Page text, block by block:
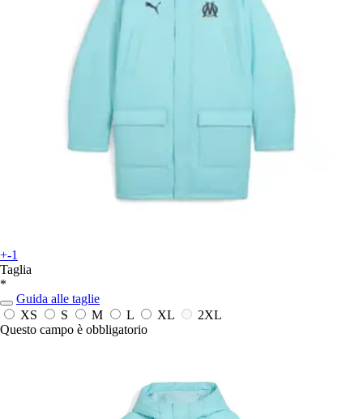
+-1
Taglia
*
Guida alle taglie
XS
S M L XL
2XL
Questo campo è obbligatorio